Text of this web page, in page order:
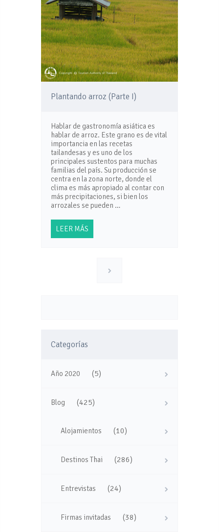
Plantando arroz (Parte I)
Hablar de gastronomía asiática es
hablar de arroz. Este grano es de vital
importancia en las recetas
tailandesas y es uno de los
principales sustentos para muchas
familias del país. Su producción se
centra en la zona norte, donde el
clima es más apropiado al contar con
más precipitaciones, si bien los
arrozales se pueden …
LEER MÁS
Categorías
Año 2020 (5)
Blog (425)
Alojamientos (10)
Destinos Thai (286)
Entrevistas (24)
Firmas invitadas (38)